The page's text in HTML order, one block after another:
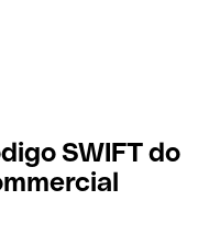
SWIFT do